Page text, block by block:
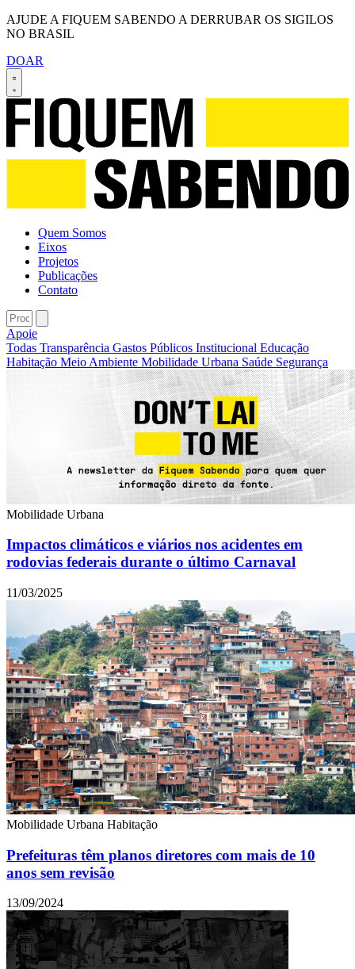
AJUDE A FIQUEM SABENDO A DERRUBAR OS SIGILOS
NO BRASIL
DOAR
Quem Somos
Eixos
Projetos
Publicações
Contato
Apoie
Todas Transparência Gastos Públicos Institucional Educação
Habitação Meio Ambiente Mobilidade Urbana Saúde Segurança
Mobilidade Urbana
Impactos climáticos e viários nos acidentes em
rodovias federais durante o último Carnaval
11/03/2025
Mobilidade Urbana Habitação
Prefeituras têm planos diretores com mais de 10
anos sem revisão
13/09/2024